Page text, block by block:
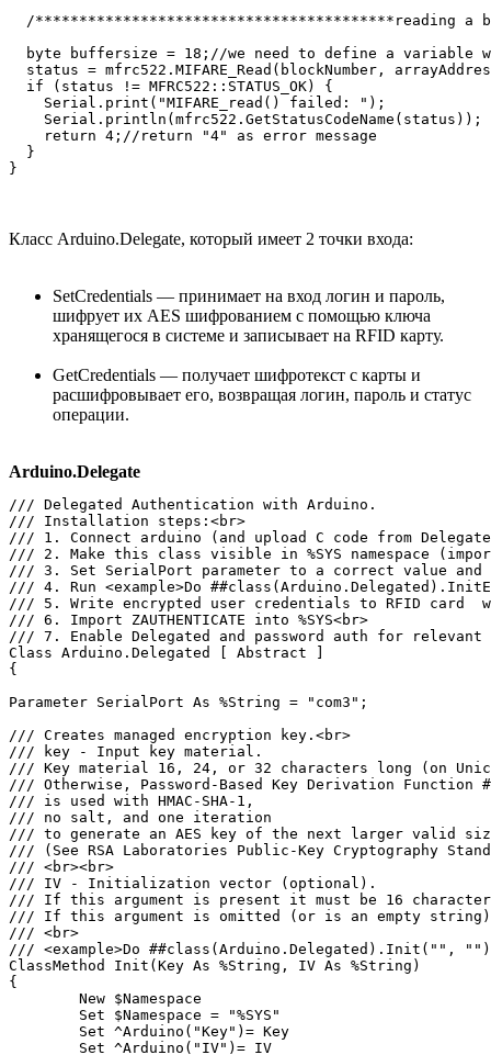
/*****************************************reading a
byte buffersize = 18;//we need to define a variable
status = mfrc522.MIFARE_Read(blockNumber,
  if (status != MFRC522::STATUS_OK) {
    Serial.print("MIFARE_read() failed: ");
    Serial.println(mfrc522.GetStatusCodeName(status));
    return 4;//return "4" as error message
  }
}
Класс Arduino.Delegate, который имеет 2 точки входа:
SetCredentials — принимает на вход логин и пароль,
шифрует их AES шифрованием с помощью ключа
хранящегося в системе и записывает на RFID карту.
GetCredentials — получает шифротекст с карты и
расшифровывает его, возвращая логин, пароль и статус
операции.
Arduino.Delegate
/// Delegated Authentication with Arduino.
/// Installation steps:<br>
/// 1. Connect arduino (and upload C code from
/// 2. Make this class visible in %SYS namespace
/// 3. Set SerialPort parameter to a correct value and
/// 4. Run <example>Do
/// 5. Write encrypted user credentials to RFID card
/// 6. Import ZAUTHENTICATE into %SYS<br>
/// 7. Enable Delegated and password auth for relevant
Class Arduino.Delegated [ Abstract ]
{
Parameter SerialPort As %String = "com3";
/// Creates managed encryption key.<br>
/// key - Input key material.
/// Key material 16, 24, or 32 characters long (on
/// Otherwise, Password-Based Key Derivation Function
/// is used with HMAC-SHA-1,
/// no salt, and one iteration
/// to generate an AES key of the next larger valid
/// (See RSA Laboratories Public-Key Cryptography
/// <br><br>
/// IV - Initialization vector (optional).
/// If this argument is present it must be 16
/// If this argument is omitted (or is an empty
/// <br>
/// <example>Do ##class(Arduino.Delegated).Init("",
ClassMethod Init(Key As %String, IV As %String)
{